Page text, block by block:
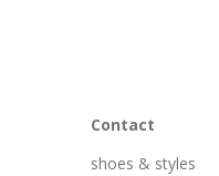
Contact
shoes & styles